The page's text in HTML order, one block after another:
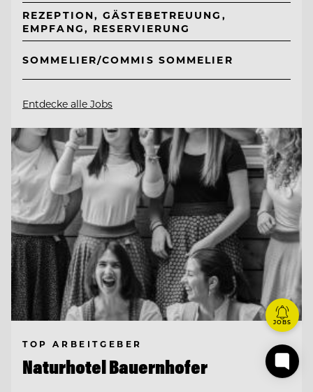
REZEPTION, GÄSTEBETREUUNG,
EMPFANG, RESERVIERUNG
SOMMELIER/COMMIS SOMMELIER
Entdecke alle Jobs
TOP ARBEITGEBER
Naturhotel Bauernhofer
JOBS